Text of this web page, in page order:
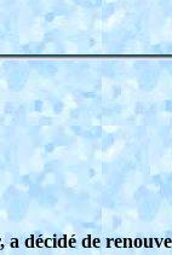
décidé de